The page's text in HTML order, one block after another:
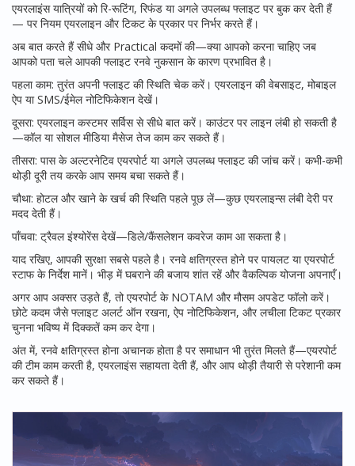
एयरलाइंस यात्रियों को रि-रूटिंग, रिफंड या अगले उपलब्ध फ्लाइट पर बुक कर देती हैं
— पर नियम एयरलाइन और टिकट के प्रकार पर निर्भर करते हैं।
अब बात करते हैं सीधे और Practical कदमों की—क्या आपको करना चाहिए जब
आपको पता चले आपकी फ्लाइट रनवे नुकसान के कारण प्रभावित है।
पहला काम: तुरंत अपनी फ्लाइट की स्थिति चेक करें। एयरलाइन की वेबसाइट, मोबाइल
ऐप या SMS/ईमेल नोटिफिकेशन देखें।
दूसरा: एयरलाइन कस्टमर सर्विस से सीधे बात करें। काउंटर पर लाइन लंबी हो सकती है
—कॉल या सोशल मीडिया मैसेज तेज काम कर सकते हैं।
तीसरा: पास के अल्टरनेटिव एयरपोर्ट या अगले उपलब्ध फ्लाइट की जांच करें। कभी-कभी
थोड़ी दूरी तय करके आप समय बचा सकते हैं।
चौथा: होटल और खाने के खर्च की स्थिति पहले पूछ लें—कुछ एयरलाइन्स लंबी देरी पर
मदद देती हैं।
पाँचवा: ट्रैवल इंश्योरेंस देखें—डिले/कैंसलेशन कवरेज काम आ सकता है।
याद रखिए, आपकी सुरक्षा सबसे पहले है। रनवे क्षतिग्रस्त होने पर पायलट या एयरपोर्ट
स्टाफ के निर्देश मानें। भीड़ में घबराने की बजाय शांत रहें और वैकल्पिक योजना अपनाएँ।
अगर आप अक्सर उड़ते हैं, तो एयरपोर्ट के NOTAM और मौसम अपडेट फॉलो करें।
छोटे कदम जैसे फ्लाइट अलर्ट ऑन रखना, ऐप नोटिफिकेशन, और लचीला टिकट प्रकार
चुनना भविष्य में दिक्कतें कम कर देगा।
अंत में, रनवे क्षतिग्रस्त होना अचानक होता है पर समाधान भी तुरंत मिलते हैं—एयरपोर्ट
की टीम काम करती है, एयरलाइंस सहायता देती हैं, और आप थोड़ी तैयारी से परेशानी कम
कर सकते हैं।